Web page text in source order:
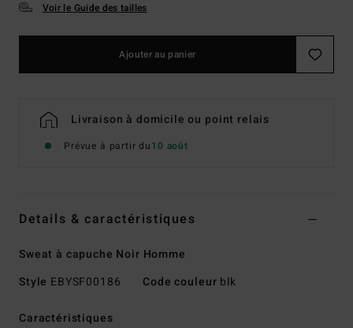
Voir le Guide des tailles
Ajouter au panier
Livraison à domicile ou point relais
Prévue à partir du10 août
Details & caractéristiques
Sweat à capuche Noir Homme
Style EBYSF00186 Code couleur blk
Caractéristiques